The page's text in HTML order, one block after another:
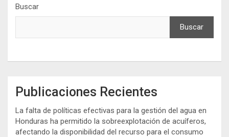
Buscar
Buscar
Publicaciones Recientes
La falta de políticas efectivas para la gestión del agua en
Honduras ha permitido la sobreexplotación de acuíferos,
afectando la disponibilidad del recurso para el consumo